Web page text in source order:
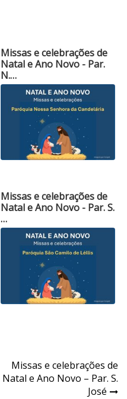
Missas e celebrações de
Natal e Ano Novo - Par.
N.…
Missas e celebrações de
Natal e Ano Novo - Par. S.
…
Missas e celebrações de
Natal e Ano Novo – Par. S.
José